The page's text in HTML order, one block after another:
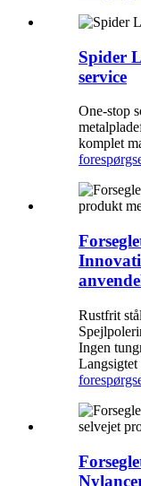
Spider
service
One-stop
komplet
Rustfrit
Ingen